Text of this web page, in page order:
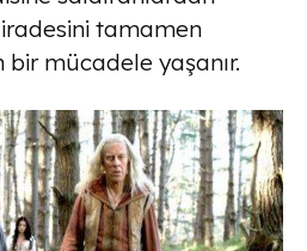
tamamen
bir mücadele yaşanır.